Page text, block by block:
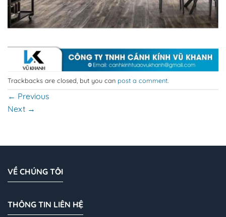
Trackbacks are closed, but you can post a comment.
← Previous
Next →
VỀ CHÚNG TÔI
THÔNG TIN LIÊN HỆ